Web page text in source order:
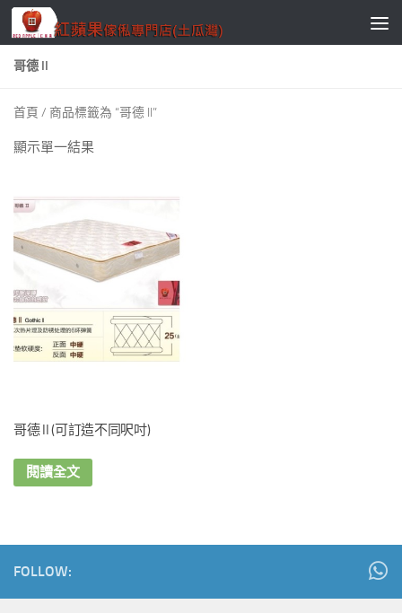
Skip to content
哥德 II
首頁 / 商品標籤為 “哥德 II”
顯示單一結果
哥德 II (可訂造不同呎吋)
閱讀全文
FOLLOW: